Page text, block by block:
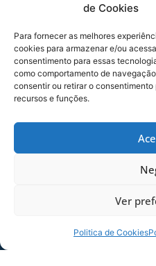
de Cookies
Para fornecer as melhores
cookies para armazenar e/ou
consentimento para essas
como comportamento de
consentir ou retirar o
recursos e funções.
Ver
Politica de Cookies
FOTO: Jorge Daux /
FOTO: Jorge Daux /
FOTO: Sandro